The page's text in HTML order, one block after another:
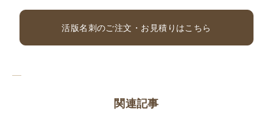
活版名刺のご注文・お見積りはこちら
関連記事